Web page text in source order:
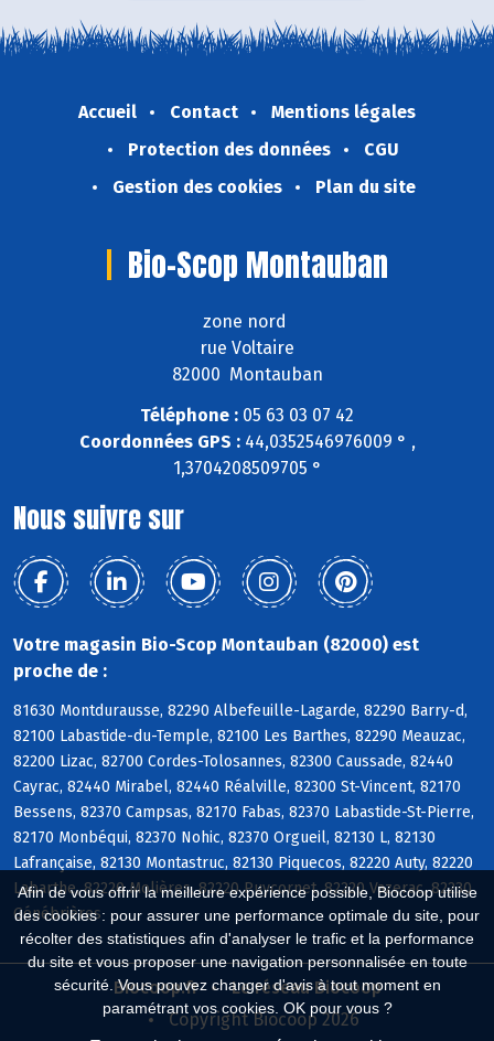
Afin de vous offrir la meilleure expérience possible, Biocoop utilise
des cookies : pour assurer une performance optimale du site, pour
récolter des statistiques afin d'analyser le trafic et la performance
du site et vous proposer une navigation personnalisée en toute
sécurité. Vous pouvez changer d'avis à tout moment en
paramétrant vos cookies. OK pour vous ?
Accueil Contact
Mentions légales
Protection des données
CGU
Gestion des cookies
Plan du site
Bio-Scop Montauban
zone nord
rue Voltaire
82000 Montauban
Téléphone : 05 63 03 07 42
Coordonnées GPS :44,0352546976009 ° ,
1,3704208509705 °
Nous suivre sur
Votre magasin Bio-Scop Montauban (82000) est
proche de :
81630 Montdurausse, 82290 Albefeuille-Lagarde, 82290 Barry-d,
82100 Labastide-du-Temple, 82100 Les Barthes, 82290 Meauzac,
82200 Lizac, 82700 Cordes-Tolosannes, 82300 Caussade, 82440
Cayrac, 82440 Mirabel, 82440 Réalville, 82300 St-Vincent, 82170
Bessens, 82370 Campsas, 82170 Fabas, 82370 Labastide-St-Pierre,
82170 Monbéqui, 82370 Nohic, 82370 Orgueil, 82130 L, 82130
Lafrançaise, 82130 Montastruc, 82130 Piquecos, 82220 Auty, 82220
Labarthe, 82220 Molières, 82220 Puycornet, 82220 Vazerac, 82230
Génébrières
Biocoop.fr
Le réseau Biocoop
Copyright Biocoop 2026